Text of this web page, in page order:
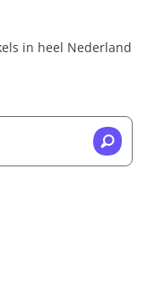
in heel Nederland